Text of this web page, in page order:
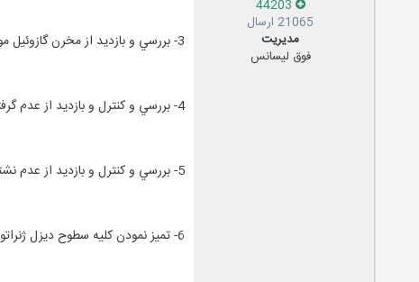
21065 ارسال
مدیریت
فوق لیسانس
3- بررسي و بازديد از مخرن گازوئيل موتور ديزل و اطمينان از پر بودن آنها و عدم وجود نشتي اتصالات مربوطه .
4- بررسي و کنترل و بازديد از عدم گرفتگي سطح رادياتور موتور ديزل و تميز نمودن سطح رادياتور با بلوور يا هواي صنعتي (در صورت نياز )
5- بررسي و کنترل و بازديد از عدم نشتي روغن ار قسمتها و قطعات مختلف موتورديزل .
6- تميز نمودن کليه سطوح ديزل ژنراتور بوسيله بلوور يا هواي صنعتي ,پارچه تنظيف ,برس موئي و اطمينان از عدم وجود هر